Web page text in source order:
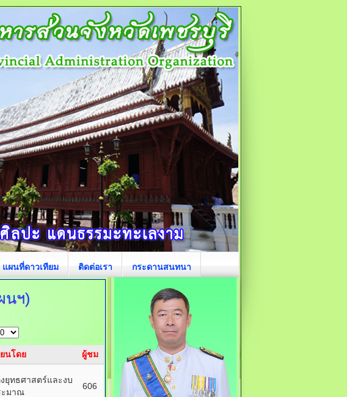
แผนที่ดาวเทียม ติดต่อเรา กระดานสนทนา
นฯ)
นโดย ผู้ชม
ยุทธศาสตร์และงบ
ะมาณ
606